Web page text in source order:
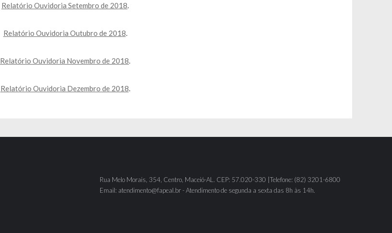
Relatório Ouvidoria Setembro de 2018.
Relatório Ouvidoria Outubro de 2018.
Relatório Ouvidoria Novembro de 2018.
Relatório Ouvidoria Dezembro de 2018.
Rua Melo Morais, 354, Centro, Maceió-AL. CEP: 57.020-330 |Telefone: (82) 3201-6800
Email: atendimento@fapeal.br - Atendimento de segunda a sexta das 8h às 14h.